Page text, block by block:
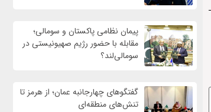
پیمان نظامی پاکستان و سومالی؛
مقابله با حضور رژيم صهیونیستی در
سومالی‌لند؟
گفتگوهای چهارجانبه عمان؛ از هرمز تا
تنش‌های منطقه‌ای